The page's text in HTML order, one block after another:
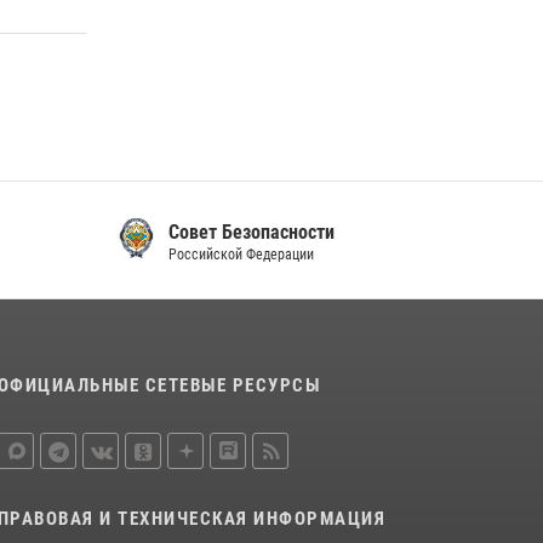
Совет Безопасности
Российской Федерации
СЕТЕВЫЕ РЕСУРСЫ
ПРАВОВАЯ И ТЕХНИЧЕСКАЯ ИНФОРМАЦИЯ